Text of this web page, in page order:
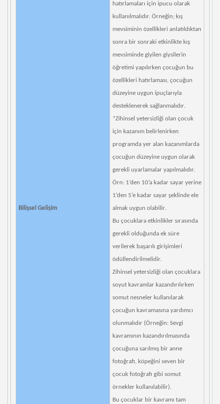
Bilişsel Gelişim
hatırlamaları için ipucu olarak
kullanılmalıdır. Örneğin; kış
mevsiminin özellikleri anlatıldıktan
sonra bir sonraki etkinlikte kış
mevsiminde giyilen giysilerin
öğretimi yapılırken çocuğun bu
özellikleri hatırlaması, çocuğun
düzeyine uygun ipuçlarıyla
desteklenerek sağlanmalıdır.
*Zihinsel yetersizliği olan çocuk
için kazanım belirlenirken
programda yer alan kazanımlarda
çocuğun düzeyine uygun olarak
gerekli uyarlamalar yapılmalıdır.
Örn: 1’den 10’a kadar sayar yerine
1’den 5’e kadar sayar şeklinde ele
almak uygun olabilir.
Bu çocuklara etkinlikler sırasında
gerekli olduğunda ek süre
verilerek başarılı girişimleri
ödüllendirilmelidir.
Zihinsel yetersizliği olan çocuklara
soyut kavramlar kazandırılırken
somut nesneler kullanılarak
çocuğun kavramasına yardımcı
olunmalıdır (Örneğin: Sevgi
kavramının kazandırılmasında
çocuğuna sarılmış bir anne
fotoğrafı, köpeğini seven bir
çocuk fotoğrafı gibi somut
örnekler kullanılabilir).
Bu çocuklar bir kavramı tam